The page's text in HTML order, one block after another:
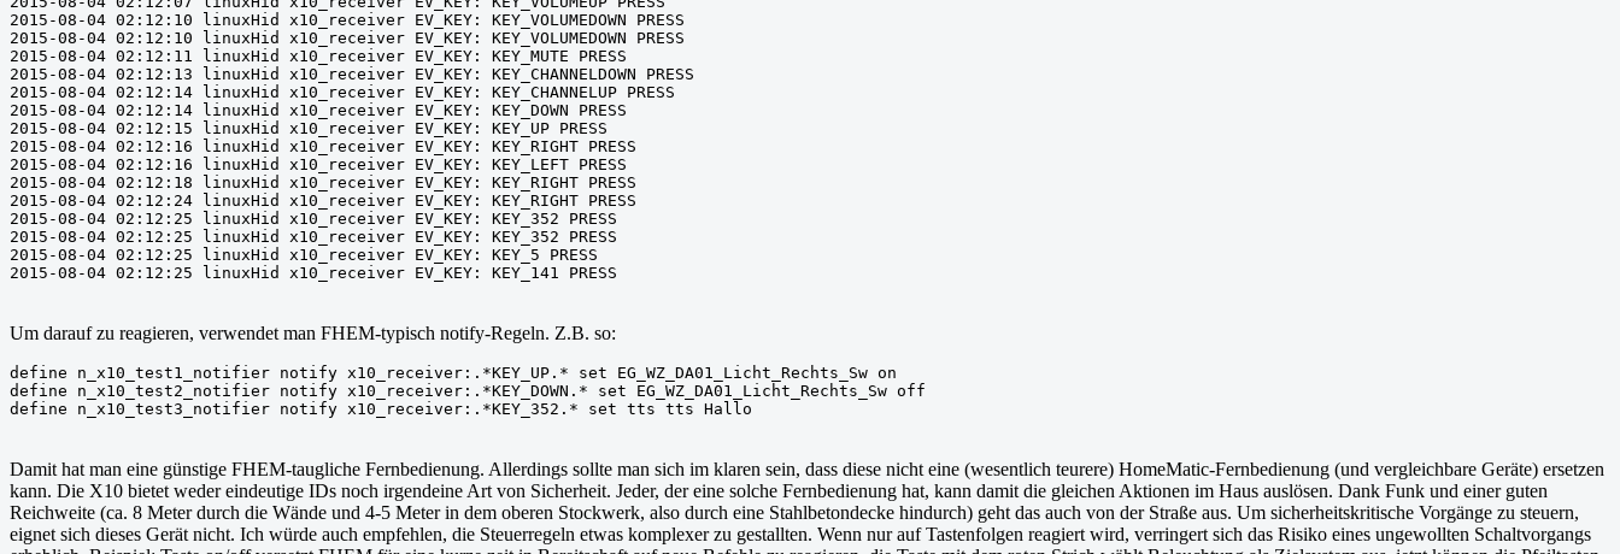
2015-08-04 02:12:10 linuxHid x10_receiver EV_KEY: KEY_VOLUMEDOWN PRESS
2015-08-04 02:12:10 linuxHid x10_receiver EV_KEY: KEY_VOLUMEDOWN PRESS
2015-08-04 02:12:11 linuxHid x10_receiver EV_KEY: KEY_MUTE PRESS
2015-08-04 02:12:13 linuxHid x10_receiver EV_KEY: KEY_CHANNELDOWN PRESS
2015-08-04 02:12:14 linuxHid x10_receiver EV_KEY: KEY_CHANNELUP PRESS
2015-08-04 02:12:14 linuxHid x10_receiver EV_KEY: KEY_DOWN PRESS
2015-08-04 02:12:15 linuxHid x10_receiver EV_KEY: KEY_UP PRESS
2015-08-04 02:12:16 linuxHid x10_receiver EV_KEY: KEY_RIGHT PRESS
2015-08-04 02:12:16 linuxHid x10_receiver EV_KEY: KEY_LEFT PRESS
2015-08-04 02:12:18 linuxHid x10_receiver EV_KEY: KEY_RIGHT PRESS
2015-08-04 02:12:24 linuxHid x10_receiver EV_KEY: KEY_RIGHT PRESS
2015-08-04 02:12:25 linuxHid x10_receiver EV_KEY: KEY_352 PRESS
2015-08-04 02:12:25 linuxHid x10_receiver EV_KEY: KEY_352 PRESS
2015-08-04 02:12:25 linuxHid x10_receiver EV_KEY: KEY_5 PRESS
2015-08-04 02:12:25 linuxHid x10_receiver EV_KEY: KEY_141 PRESS
Um darauf zu reagieren, verwendet man FHEM-typisch notify-Regeln. Z.B. so:
define n_x10_test1_notifier notify x10_receiver:.*KEY_UP.* set EG_WZ_DA01_Licht_Rechts_Sw on
define n_x10_test2_notifier notify x10_receiver:.*KEY_DOWN.* set EG_WZ_DA01_Licht_Rechts_Sw off
define n_x10_test3_notifier notify x10_receiver:.*KEY_352.* set tts tts Hallo
Damit hat man eine günstige FHEM-taugliche Fernbedienung. Allerdings sollte man sich im klaren sein, dass diese nicht eine (wesentlich teurere) HomeMatic-Fernbedienung (und vergleichbare Geräte) ersetzen
kann. Die X10 bietet weder eindeutige IDs noch irgendeine Art von Sicherheit. Jeder, der eine solche Fernbedienung hat, kann damit die gleichen Aktionen im Haus auslösen. Dank Funk und einer guten
Reichweite (ca. 8 Meter durch die Wände und 4-5 Meter in dem oberen Stockwerk, also durch eine Stahlbetondecke hindurch) geht das auch von der Straße aus. Um sicherheitskritische Vorgänge zu steuern,
eignet sich dieses Gerät nicht. Ich würde auch empfehlen, die Steuerregeln etwas komplexer zu gestallten. Wenn nur auf Tastenfolgen reagiert wird, verringert sich das Risiko eines ungewollten Schaltvorgangs